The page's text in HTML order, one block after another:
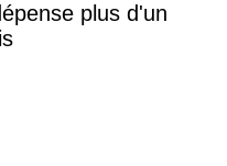
plus d'un